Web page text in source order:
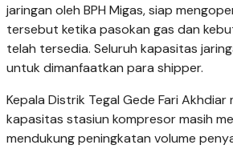
jaringan oleh BPH Migas, siap
tersebut ketika pasokan gas dan
telah tersedia. Seluruh kapasitas
untuk dimanfaatkan para shipper.
Kepala Distrik Tegal Gede Fari Akhdiar
kapasitas stasiun kompresor masih
mendukung peningkatan volume